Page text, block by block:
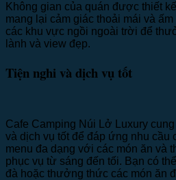
Không gian của quán được thiết
mang lại cảm giác thoải mái và
các khu vực ngồi ngoài trời để
lành và view đẹp.
Tiện nghi và dịch vụ tốt
Cafe Camping Núi Lở Luxury
và dịch vụ tốt để đáp ứng nhu cầu
menu đa dạng với các món ăn và
phục vụ từ sáng đến tối. Bạn có
đà hoặc thưởng thức các món ăn